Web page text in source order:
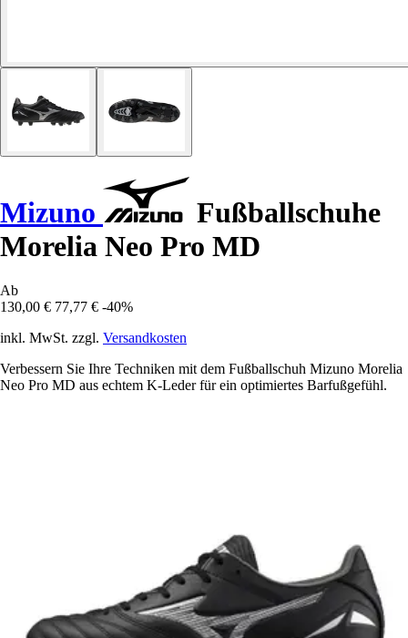
Mizuno
Fußballschuhe
Morelia Neo Pro MD
Ab
130,00 € 77,77 € -40%
inkl. MwSt. zzgl. Versandkosten
Verbessern Sie Ihre Techniken mit dem Fußballschuh Mizuno Morelia
Neo Pro MD aus echtem K-Leder für ein optimiertes Barfußgefühl.